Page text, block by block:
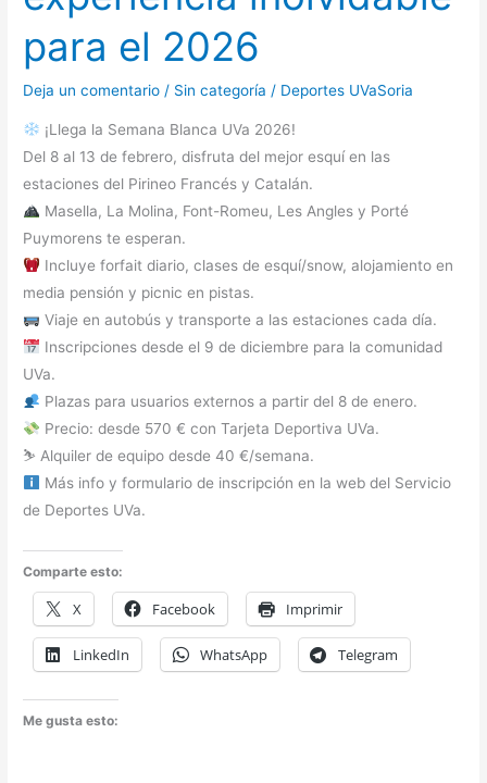
para el 2026
Deja un comentario / Sin categoría / Deportes UVaSoria
¡Llega la Semana Blanca UVa 2026!
Del 8 al 13 de febrero, disfruta del mejor esquí en las
estaciones del Pirineo Francés y Catalán.
Masella, La Molina, Font-Romeu, Les Angles y Porté
Puymorens te esperan.
Incluye forfait diario, clases de esquí/snow, alojamiento en
media pensión y picnic en pistas.
Viaje en autobús y transporte a las estaciones cada día.
Inscripciones desde el 9 de diciembre para la comunidad
UVa.
Plazas para usuarios externos a partir del 8 de enero.
Precio: desde 570 € con Tarjeta Deportiva UVa.
⛷️ Alquiler de equipo desde 40 €/semana.
Más info y formulario de inscripción en la web del Servicio
de Deportes UVa.
Comparte esto:
X Facebook Imprimir
LinkedIn WhatsApp Telegram
Me gusta esto: